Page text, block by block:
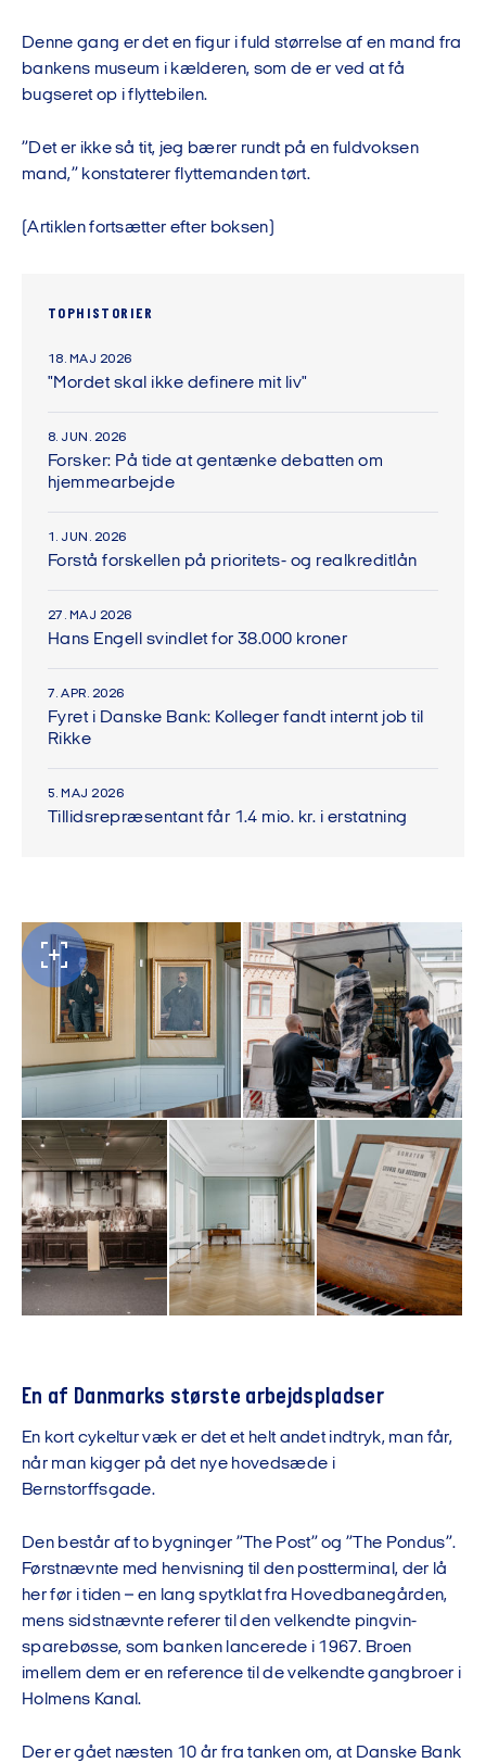
Denne gang er det en figur i fuld størrelse af en mand fra
bankens museum i kælderen, som de er ved at få
bugseret op i flyttebilen.
”Det er ikke så tit, jeg bærer rundt på en fuldvoksen
mand,” konstaterer flyttemanden tørt.
(Artiklen fortsætter efter boksen)
TOPHISTORIER
18. MAJ 2026
"Mordet skal ikke definere mit liv"
8. JUN. 2026
Forsker: På tide at gentænke debatten om
hjemmearbejde
1. JUN. 2026
Forstå forskellen på prioritets- og realkreditlån
27. MAJ 2026
Hans Engell svindlet for 38.000 kroner
7. APR. 2026
Fyret i Danske Bank: Kolleger fandt internt job til
Rikke
5. MAJ 2026
Tillidsrepræsentant får 1.4 mio. kr. i erstatning
En af Danmarks største arbejdspladser
En kort cykeltur væk er det et helt andet indtryk, man får,
når man kigger på det nye hovedsæde i
Bernstorffsgade.
Den består af to bygninger ”The Post” og ”The Pondus”.
Førstnævnte med henvisning til den postterminal, der lå
her før i tiden – en lang spytklat fra Hovedbanegården,
mens sidstnævnte referer til den velkendte pingvin-
sparebøsse, som banken lancerede i 1967. Broen
imellem dem er en reference til de velkendte gangbroer i
Holmens Kanal.
Der er gået næsten 10 år fra tanken om, at Danske Bank